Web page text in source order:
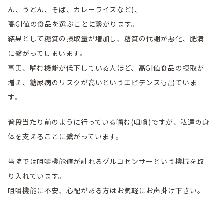
ん、うどん、そば、カレーライスなど)、
高GI値の食品を選ぶことに繋がります。
結果として糖質の摂取量が増加し、糖質の代謝が悪化、肥満
に繋がってしまいます。
事実、噛む機能が低下している人ほど、高GI値食品の摂取が
増え、糖尿病のリスクが高いというエビデンスも出ていま
す。
普段当たり前のように行っている噛む(咀嚼)ですが、私達の身
体を支えることに繋がっています。
当院では咀嚼機能値が計れるグルコセンサーという機械を取
り入れています。
咀嚼機能に不安、心配がある方はお気軽にお声掛け下さい。